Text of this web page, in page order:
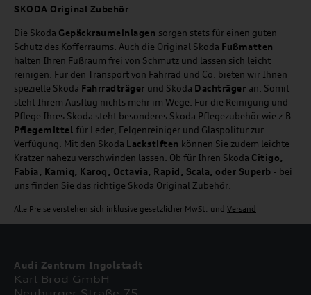
SKODA Original Zubehör
Die Skoda Gepäckraumeinlagen sorgen stets für einen guten
Schutz des Kofferraums. Auch die Original Skoda Fußmatten
halten Ihren Fußraum frei von Schmutz und lassen sich leicht
reinigen. Für den Transport von Fahrrad und Co. bieten wir Ihnen
spezielle Skoda Fahrradträger und Skoda Dachträger an. Somit
steht Ihrem Ausflug nichts mehr im Wege. Für die Reinigung und
Pflege Ihres Skoda steht besonderes Skoda Pflegezubehör wie z.B.
Pflegemittel für Leder, Felgenreiniger und Glaspolitur zur
Verfügung. Mit den Skoda Lackstiften können Sie zudem leichte
Kratzer nahezu verschwinden lassen. Ob für Ihren Skoda Citigo,
Fabia, Kamiq, Karoq, Octavia, Rapid, Scala, oder Superb - bei
uns finden Sie das richtige Skoda Original Zubehör.
Alle Preise verstehen sich inklusive gesetzlicher MwSt. und Versand
Audi Zentrum Ingolstadt
Karl Brod GmbH